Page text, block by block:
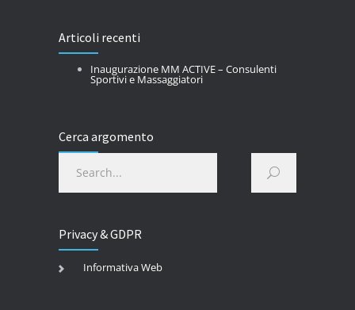
Articoli recenti
Inaugurazione MM ACTIVE – Consulenti
Sportivi e Massaggiatori
Cerca argomento
Privacy & GDPR
Informativa Web